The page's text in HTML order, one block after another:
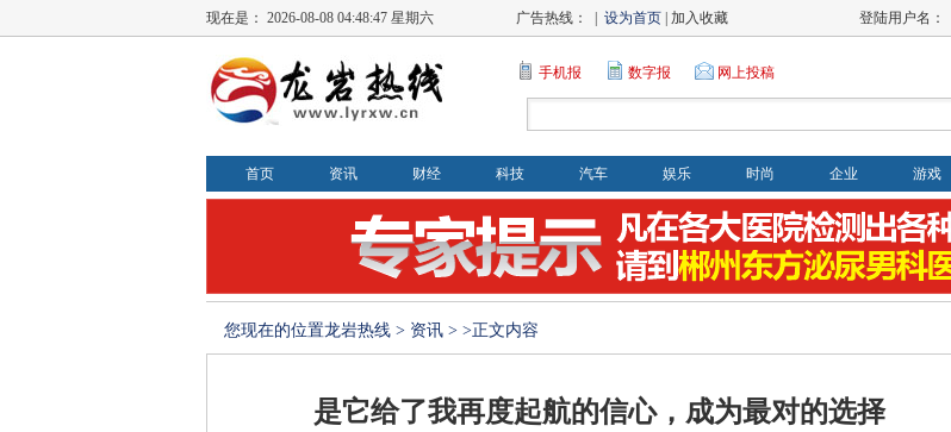
现在是： 2026-08-08 04:48:48 星期六 广告热线： | 设为首页 | 加入收藏 登陆用户名：
手机报 数字报 网上投稿
首页 资讯 财经 科技 汽车 娱乐 时尚 企业 游戏
您现在的位置龙岩热线 > 资讯 > >正文内容
是它给了我再度起航的信心，成为最对的选择